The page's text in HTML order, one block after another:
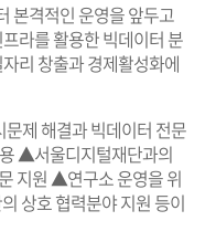
본격적인 운영을 앞두고
라를 활용한 빅데이터 분
리 창출과 경제활성화에
제 해결과 빅데이터 전문
▲서울디지털재단과의
지원 ▲연구소 운영을 위
상호 협력분야 지원 등이